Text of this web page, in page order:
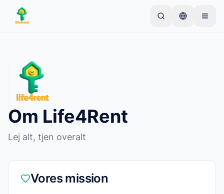
Skip to main content
efter grundlæggende kontrol.
Opret din første annonce
Om Life4Rent
Lej alt, tjen overalt
Vores mission